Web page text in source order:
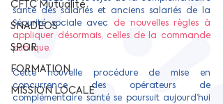
CFTC Mutualité
SNADEOS
SPOR
FORMATION
MISSION LOCALE
santé des salariés et anciens salariés de la
Sécurité sociale avec de nouvelles règles à
appliquer désormais, celles de la commande
publique.
Cette nouvelle procédure de mise en
concurrence des opérateurs de
complémentaire santé se poursuit aujourd’hui